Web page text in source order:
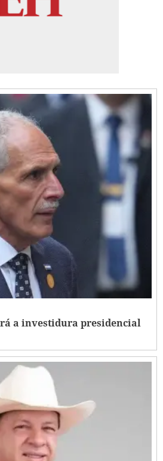
a investidura presidencial